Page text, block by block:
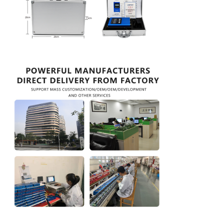
Thiết bị giám sát chất lượng không khí
Máy phát hiện ion âm
Máy dò ozone
Dòng Sản Phẩm Máy Siêu Âm Huibo Đài Loan
Nhiệt kế sợi quang
Máy đo độ phát xạ hồng ngoại